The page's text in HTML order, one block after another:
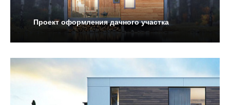
Проект оформления дачного участка